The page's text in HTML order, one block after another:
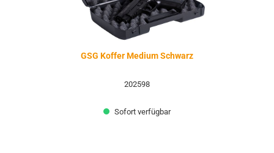
GSG Koffer Medium Schwarz
202598
Sofort verfügbar